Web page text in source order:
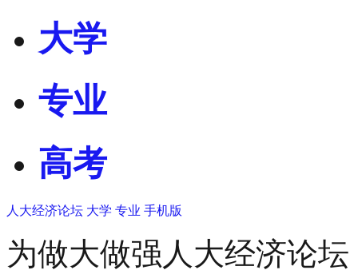
大学
专业
高考
人大经济论坛 大学 专业 手机版
为做大做强人大经济论